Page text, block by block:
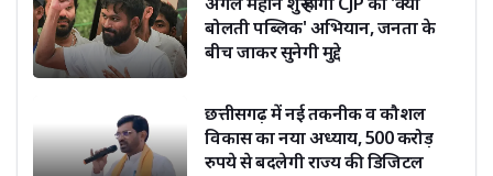
बोलती पब्लिक' अभियान, जनता के
बीच जाकर सुनेगी मुद्दे
छत्तीसगढ़ में नई तकनीक व कौशल
विकास का नया अध्याय, 500 करोड़
रुपये से बदलेगी राज्य की डिजिटल